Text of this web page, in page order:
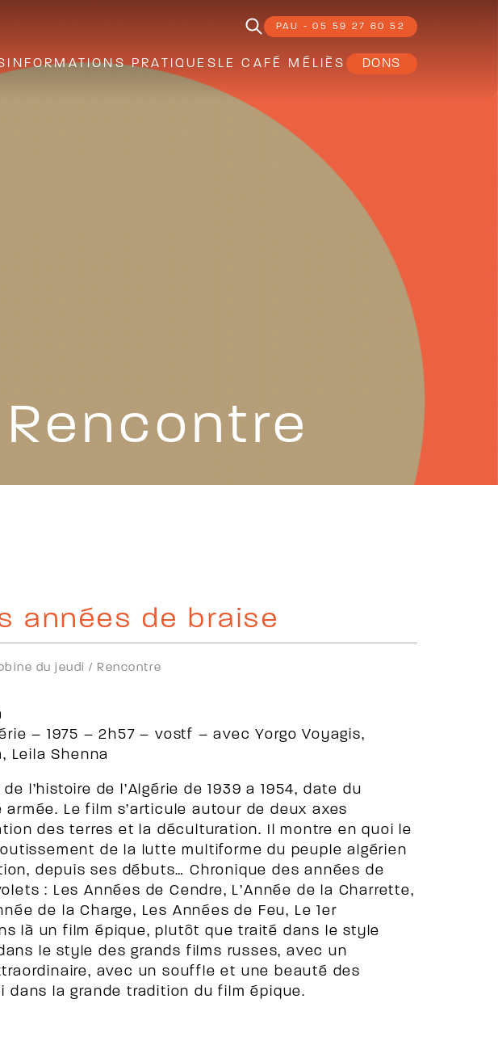
PAU - 05 59 27 60 52
INFORMATIONS PRATIQUES LE CAFÉ MÉLIÈS DONS
années de braise
du jeudi / Rencontre
– 1975 – 2h57 – vostf – avec Yorgo Voyagis,
Leila Shenna
l’histoire de l’Algérie de 1939 a 1954, date du
Le film s’articule autour de deux axes
des terres et la déculturation. Il montre en quoi le
de la lutte multiforme du peuple algérien
depuis ses débuts… Chronique des années de
: Les Années de Cendre, L’Année de la Charrette,
de la Charge, Les Années de Feu, Le 1er
là un film épique, plutôt que traité dans le style
le style des grands films russes, avec un
avec un souffle et une beauté des
dans la grande tradition du film épique.